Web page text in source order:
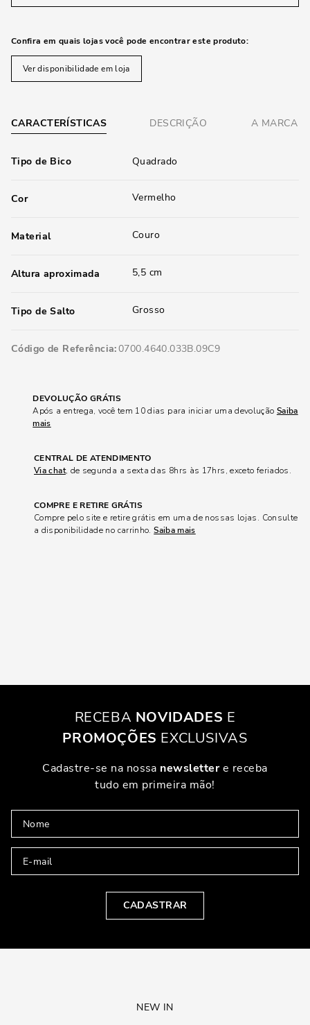
Confira em quais lojas você pode encontrar este produto:
Ver disponibilidade em loja
CARACTERÍSTICAS DESCRIÇÃO A MARCA
Tipo de Bico Quadrado
Cor Vermelho
Material Couro
Altura aproximada 5,5 cm
Tipo de Salto Grosso
Código de Referência 0700.4640.033B.09C9
DEVOLUÇÃO GRÁTIS
Após a entrega, você tem 10 dias para iniciar uma devolução Saiba
mais
CENTRAL DE ATENDIMENTO
Via chat, de segunda a sexta das 8hrs às 17hrs, exceto feriados.
COMPRE E RETIRE GRÁTIS
Compre pelo site e retire grátis em uma de nossas lojas. Consulte
a disponibilidade no carrinho.Saiba mais
RECEBA NOVIDADES E
PROMOÇÕES EXCLUSIVAS
Cadastre-se na nossa newslettere receba
tudo em primeira mão!
CADASTRAR
NEW IN